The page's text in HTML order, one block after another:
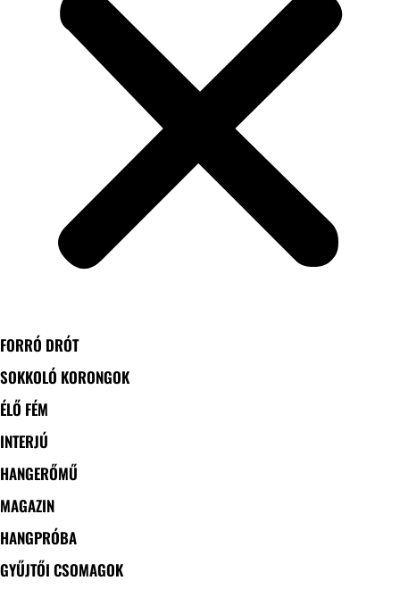
FORRÓ DRÓT
SOKKOLÓ KORONGOK
ÉLŐ FÉM
INTERJÚ
HANGERŐMŰ
MAGAZIN
HANGPRÓBA
GYŰJTŐI CSOMAGOK